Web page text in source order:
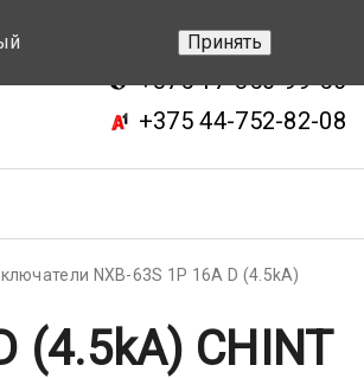
+375 17-343-46-70
+375 17-350-99-56
+375 44-752-82-08
NXB-63S 1P 16A D (4.5kA)
(4.5kA) CHINT
Принять